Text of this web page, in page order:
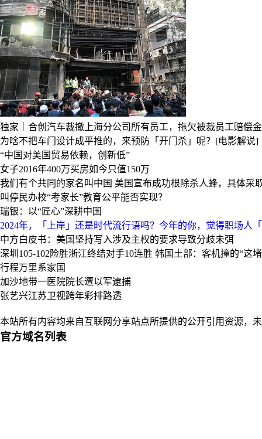
独家｜合创汽车裁撤上海分公司所有员工，拖欠被裁员工赔偿金
为啥不把车门设计成平推的，来预防「开门杀」呢？[电影解说]
“中国对美国贸易依赖，创新低”
女子2016年400万买房如今只值150万
我们有个共同的家名叫中国 美国宣布成功根除杀人蜂，具体采
叫停民办校“考家长”教育公平能否实现？
瑞银：以“匠心”深耕中国
2024年，「上岸」还是时代流行语吗？今年的你，觉得职场人
中方白皮书：美国坚持写入涉及主权的要求导致分歧未弭
深圳105-102险胜浙江终结对手10连胜 韩国土部：客机撞的“这
行程万里系家国
加沙地带一医院院长遭以军逮捕
张艺兴江苏卫视跨年彩排路透
本站所有内容均来自互联网分享站点所提供的公开引用资源，
官方域名列表